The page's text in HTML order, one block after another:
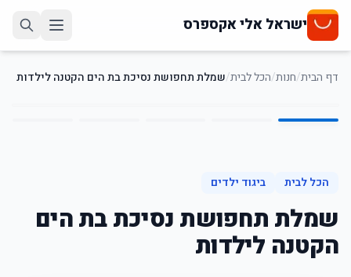
ישראל אלי אקספרס
דף הבית/חנות/הכל לבית/שמלת תחפושת נסיכת בת הים הקטנה לילדות
1
/
5
הכל לבית ביגוד ילדים
שמלת תחפושת נסיכת בת הים
הקטנה לילדות